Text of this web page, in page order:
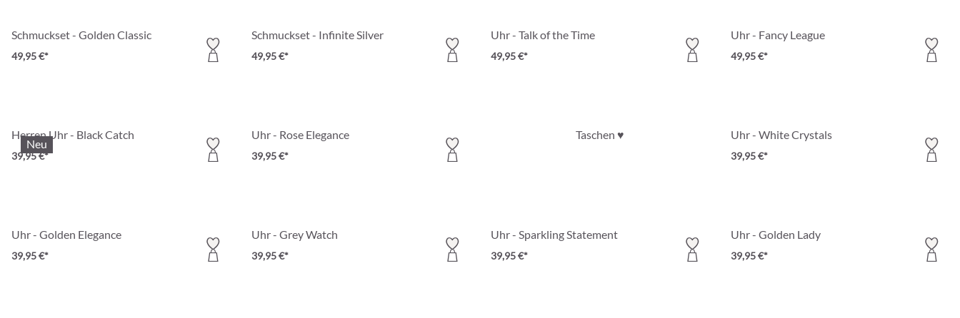
Schmuckset - Golden Classic
49,95 €*
Schmuckset - Infinite Silver
49,95 €*
Uhr - Talk of the Time
49,95 €*
Uhr - Fancy League
49,95 €*
Neu
Herren Uhr - Black Catch
39,95 €*
Uhr - Rose Elegance
39,95 €*
Taschen ♥ Uhr - White Crystals
39,95 €*
Uhr - Golden Elegance
39,95 €*
Uhr - Grey Watch
39,95 €*
Uhr - Sparkling Statement
39,95 €*
Uhr - Golden Lady
39,95 €*